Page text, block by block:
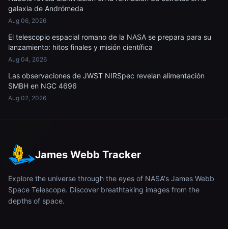
galaxia de Andrómeda
Aug 06, 2026
El telescopio espacial romano de la NASA se prepara para su
lanzamiento: hitos finales y misión científica
Aug 04, 2026
Las observaciones de JWST NIRSpec revelan alimentación
SMBH en NGC 4696
Aug 02, 2026
James Webb Tracker
Explore the universe through the eyes of NASA's James Webb
Space Telescope. Discover breathtaking images from the
depths of space.